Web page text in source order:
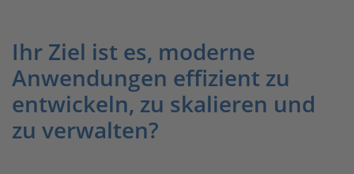
Ihr Ziel ist es, moderne
Anwendungen effizient zu
entwickeln, zu skalieren und
zu verwalten?